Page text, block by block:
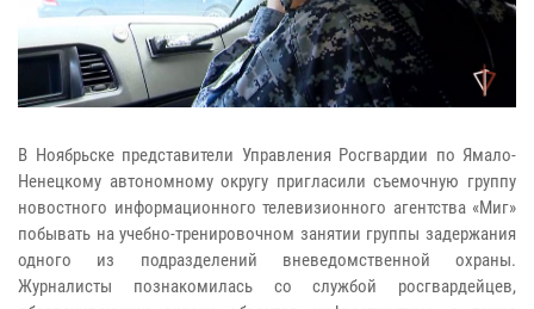
В Ноябрьске представители Управления Росгвардии по Ямало-
Ненецкому автономному округу пригласили съемочную группу
новостного информационного телевизионного агентства «Миг»
побывать на учебно-тренировочном занятии группы задержания
одного из подразделений вневедомственной охраны.
Журналисты познакомилась со службой росгвардейцев,